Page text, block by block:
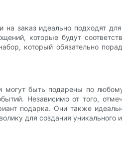
на заказ идеально
которые будут
который обязательно
могут быть подарены по
Независимо от того,
подарка. Они также
для создания уникального